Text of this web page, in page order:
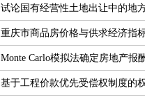
试论国有经营性土地出让中的地
重庆市商品房价格与供求经济指
Monte Carlo模拟法确定房地产报
基于工程价款优先受偿权制度的